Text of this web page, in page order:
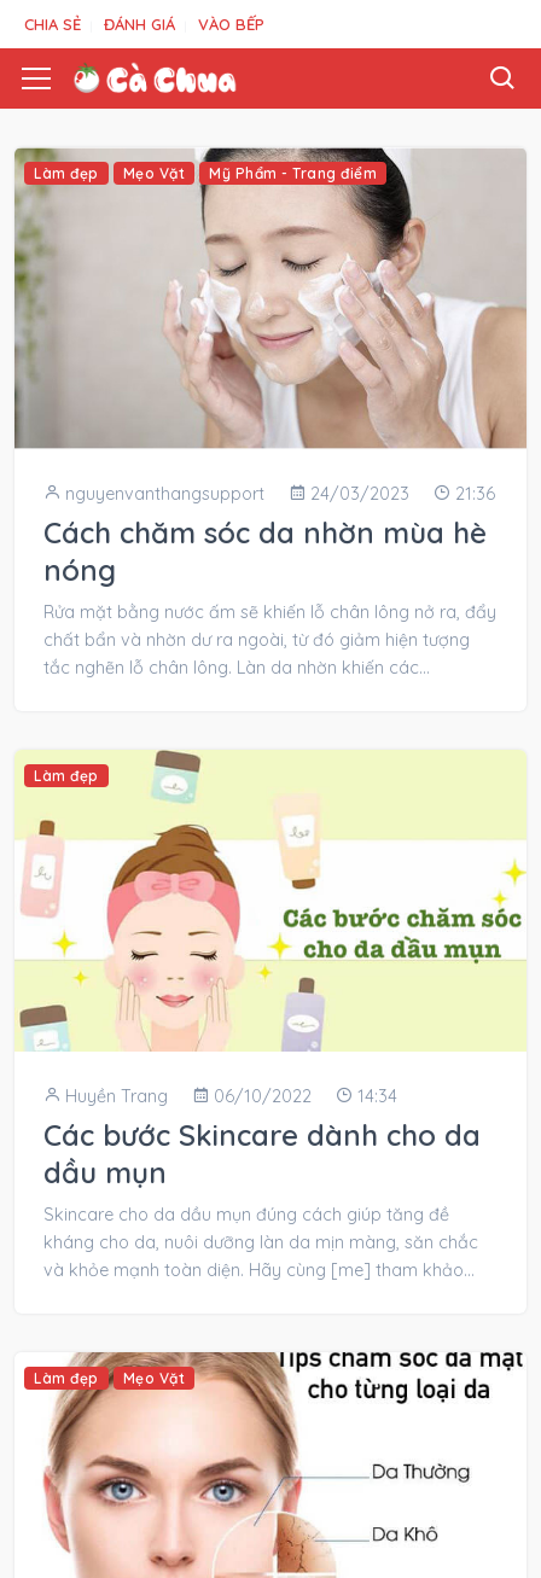
CHIA SẺ ĐÁNH GIÁ VÀO BẾP
Làm đẹp Mẹo Vặt Mỹ Phẩm - Trang điểm
nguyenvanthangsupport 24/03/2023 21:36
Cách chăm sóc da nhờn mùa hè
nóng
Rửa mặt bằng nước ấm sẽ khiến lỗ chân lông nở ra, đẩy
chất bẩn và nhờn dư ra ngoài, từ đó giảm hiện tượng
tắc nghẽn lỗ chân lông. Làn da nhờn khiến các...
Làm đẹp
Huyền Trang 06/10/2022 14:34
Các bước Skincare dành cho da
dầu mụn
Skincare cho da dầu mụn đúng cách giúp tăng đề
kháng cho da, nuôi dưỡng làn da mịn màng, săn chắc
và khỏe mạnh toàn diện. Hãy cùng [me] tham khảo
Làm đẹp Mẹo Vặt